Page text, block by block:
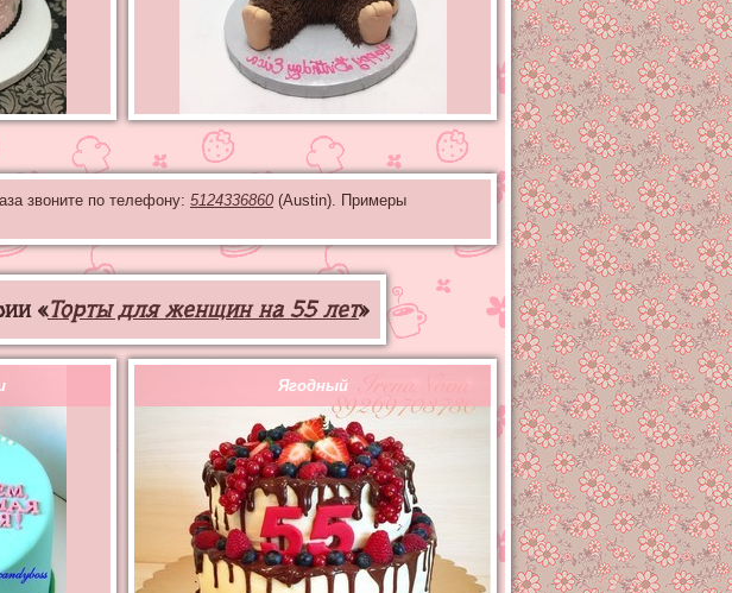
звоните по телефону: 5124336860 (Austin). Примеры
«Торты для женщин на 55 лет»
Ягодный